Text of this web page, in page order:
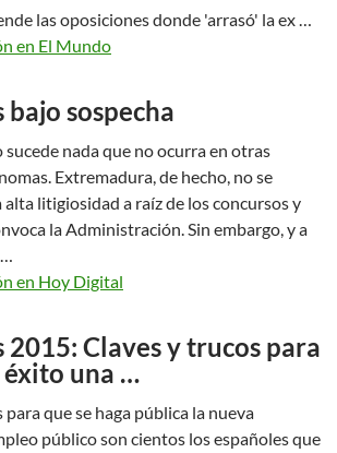
las oposiciones donde 'arrasó' la ex …
en El Mundo
sospecha
nada que no ocurra en otras
Extremadura, de hecho, no se
litigiosidad a raíz de los concursos y
la Administración. Sin embargo, y a
en Hoy Digital
2015: Claves y trucos para
una …
para que se haga pública la nueva
público son cientos los españoles que